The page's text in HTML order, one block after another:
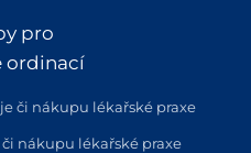
pro
ordinací
či nákupu lékařské praxe
nákupu lékařské praxe